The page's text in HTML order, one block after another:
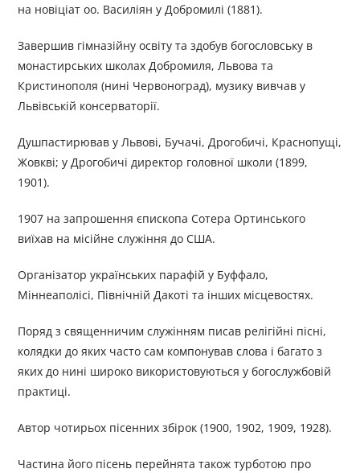
на новіціат оо. Василіян у Добромилі (1881).
Завершив гімназійну освіту та здобув богословську в
монастирських школах Добромиля, Львова та
Кристинополя (нині Червоноград), музику вивчав у
Львівській консерваторії.
Душпастирював у Львові, Бучачі, Дрогобичі, Краснопущі,
Жовкві; у Дрогобичі директор головної школи (1899,
1901).
1907 на запрошення єпископа Сотера Ортинського
виїхав на місійне служіння до США.
Організатор українських парафій у Буффало,
Міннеаполісі, Північній Дакоті та інших місцевостях.
Поряд з священничим служінням писав релігійні пісні,
колядки до яких часто сам компонував слова і багато з
яких до нині широко використовуються у богослужбовій
практиці.
Автор чотирьох пісенних збірок (1900, 1902, 1909, 1928).
Частина його пісень перейнята також турботою про